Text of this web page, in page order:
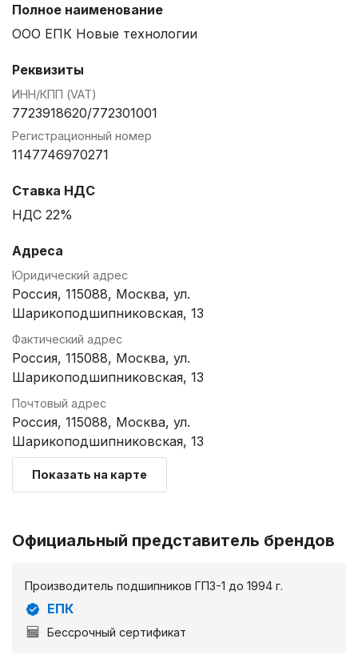
Полное наименование
ООО ЕПК Новые технологии
Реквизиты
ИНН/КПП (VAT)
7723918620/772301001
Регистрационный номер
1147746970271
Ставка НДС
НДС 22%
Адреса
Юридический адрес
Россия, 115088, Москва, ул.
Шарикоподшипниковская, 13
Фактический адрес
Россия, 115088, Москва, ул.
Шарикоподшипниковская, 13
Почтовый адрес
Россия, 115088, Москва, ул.
Шарикоподшипниковская, 13
Показать на карте
Официальный представитель брендов
Производитель подшипников ГПЗ-1 до 1994 г.
ЕПК
Бессрочный сертификат